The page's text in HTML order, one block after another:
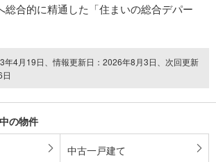
総合的に精通した「住まいの総合デパー
年4月19日、情報更新日：2026年8月3日、次回更新
の物件
中古一戸建て